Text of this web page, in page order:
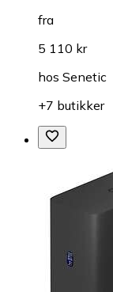
fra
5 110 kr
hos Senetic
+7 butikker